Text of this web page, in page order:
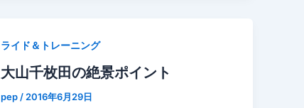
ライド＆トレーニング
大山千枚田の絶景ポイント
pep / 2016年6月29日